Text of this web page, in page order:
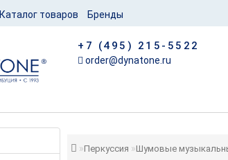
Каталог товаров Бренды
+7 (495) 215-5522
order@dynatone.ru
Перкуссия Шумовые